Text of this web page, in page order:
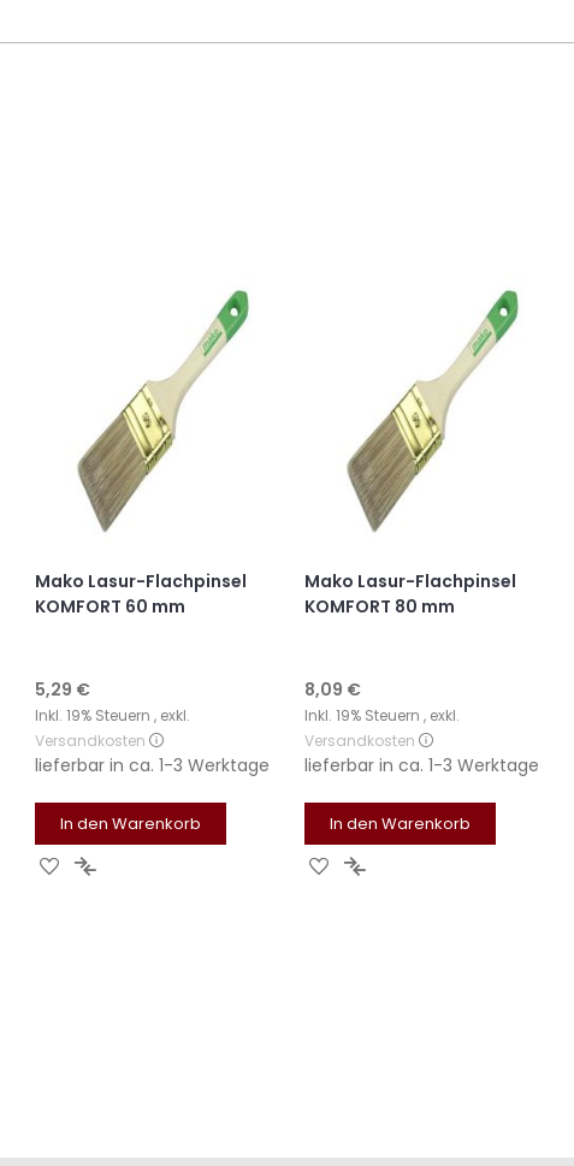
Mako Lasur-Flachpinsel
KOMFORT 60 mm
5,29 €
Inkl. 19% Steuern , exkl.
Versandkosten
lieferbar in ca. 1-3 Werktage
In den Warenkorb
Zur Zur
Mako Lasur-Flachpinsel
KOMFORT 80 mm
8,09 €
Inkl. 19% Steuern , exkl.
Versandkosten
lieferbar in ca. 1-3 Werktage
In den Warenkorb
Zur Zur